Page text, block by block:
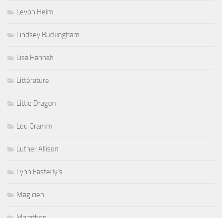
Levon Helm
Lindsey Buckingham
Lisa Hannah
Littérature
Little Dragon
Lou Gramm
Luther Allison
Lynn Easterly's
Magicien